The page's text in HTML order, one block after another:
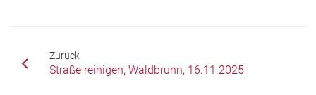
Zurück
Straße reinigen, Waldbrunn, 16.11.2025